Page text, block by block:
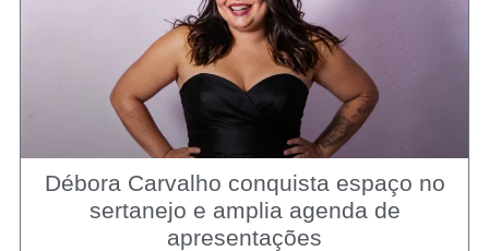
Débora Carvalho conquista espaço no
sertanejo e amplia agenda de
apresentações